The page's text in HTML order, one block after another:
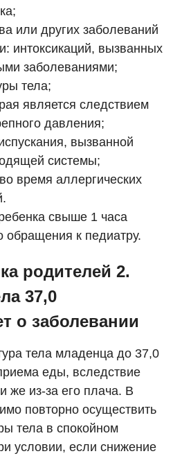
или других заболеваний
интоксикаций, вызванных
заболеваниями;
тела;
является следствием
давления;
вызванной
системы;
время аллергических
свыше 1 часа
обращения к педиатру.
родителей 2.
37,0
о заболевании
тела младенца до 37,0
еды, вследствие
же из-за его плача. В
повторно осуществить
тела в спокойном
условии, если снижение